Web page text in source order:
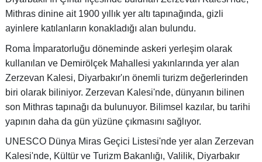
Mithras dinine ait 1900 yıllık yer altı tapınağında, gizli
ayinlere katılanların konakladığı alan bulundu.
Roma İmparatorluğu döneminde askeri yerleşim olarak
kullanılan ve Demirölçek Mahallesi yakınlarında yer alan
Zerzevan Kalesi, Diyarbakır'ın önemli turizm değerlerinden
biri olarak biliniyor. Zerzevan Kalesi'nde, dünyanın bilinen
son Mithras tapınağı da bulunuyor. Bilimsel kazılar, bu tarihi
yapının daha da gün yüzüne çıkmasını sağlıyor.
UNESCO Dünya Miras Geçici Listesi'nde yer alan Zerzevan
Kalesi'nde, Kültür ve Turizm Bakanlığı, Valilik, Diyarbakır